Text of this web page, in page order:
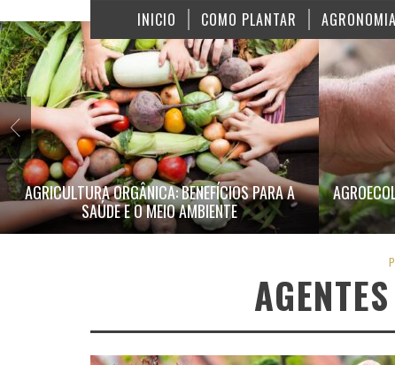
INICIO COMO PLANTAR AGRONOMIA
AGRICULTURA ORGÂNICA: BENEFÍCIOS PARA A
SAÚDE E O MEIO AMBIENTE